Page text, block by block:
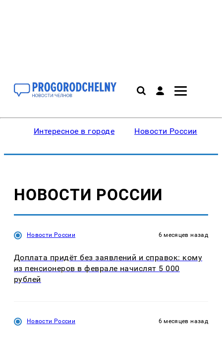
Интересное в городе Новости России
НОВОСТИ РОССИИ
Новости России 6 месяцев назад
Доплата придёт без заявлений и справок: кому
из пенсионеров в феврале начислят 5 000
рублей
Новости России 6 месяцев назад